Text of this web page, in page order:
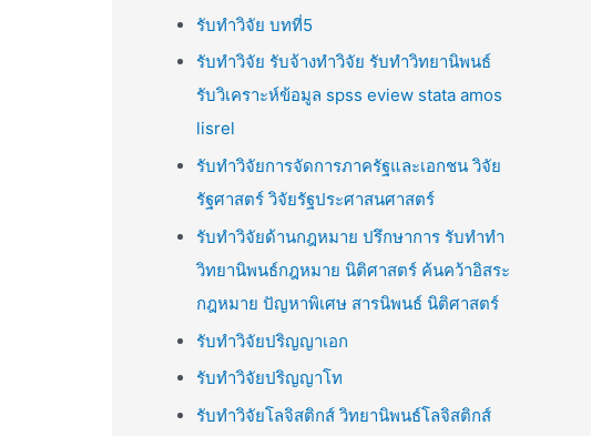
รับทำวิจัย บทที่5
รับทำวิจัย รับจ้างทำวิจัย รับทำวิทยานิพนธ์
รับวิเคราะห์ข้อมูล spss eview stata amos
lisrel
รับทำวิจัยการจัดการภาครัฐและเอกชน วิจัย
รัฐศาสตร์ วิจัยรัฐประศาสนศาสตร์
รับทำวิจัยด้านกฎหมาย ปรึกษาการ รับทำทำ
วิทยานิพนธ์กฎหมาย นิติศาสตร์ ค้นคว้าอิสระ
กฎหมาย ปัญหาพิเศษ สารนิพนธ์ นิติศาสตร์
รับทำวิจัยปริญญาเอก
รับทำวิจัยปริญญาโท
รับทำวิจัยโลจิสติกส์ วิทยานิพนธ์โลจิสติกส์